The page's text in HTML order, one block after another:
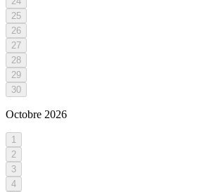
25
26
27
28
29
30
Octobre 2026
1
2
3
4